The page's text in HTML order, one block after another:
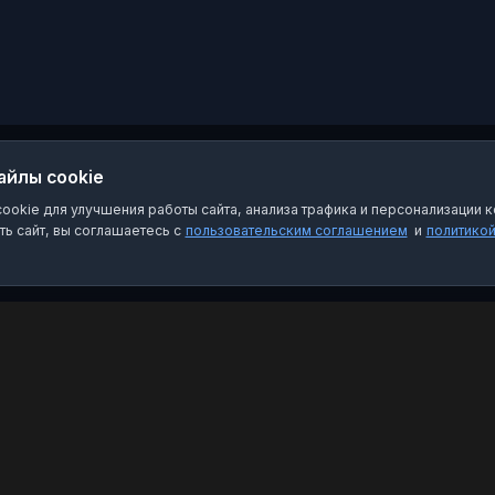
cookie
для улучшения работы сайта, анализа трафика и персонализации
сайт, вы соглашаетесь с пользовательским соглашением и политикой